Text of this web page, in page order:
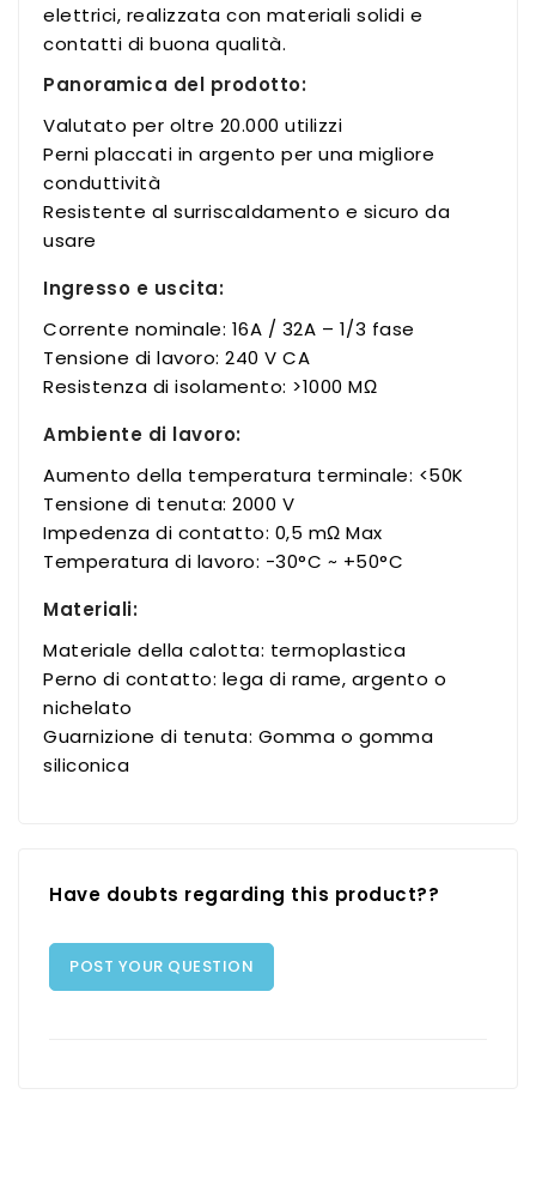
elettrici, realizzata con materiali solidi e
contatti di buona qualità.
Panoramica del prodotto:
Valutato per oltre 20.000 utilizzi
Perni placcati in argento per una migliore
conduttività
Resistente al surriscaldamento e sicuro da
usare
Ingresso e uscita:
Corrente nominale: 16A / 32A – 1/3 fase
Tensione di lavoro: 240 V CA
Resistenza di isolamento: >1000 MΩ
Ambiente di lavoro:
Aumento della temperatura terminale: <50K
Tensione di tenuta: 2000 V
Impedenza di contatto: 0,5 mΩ Max
Temperatura di lavoro: -30°C ~ +50°C
Materiali:
Materiale della calotta: termoplastica
Perno di contatto: lega di rame, argento o
nichelato
Guarnizione di tenuta: Gomma o gomma
siliconica
Have doubts regarding this product??
POST YOUR QUESTION